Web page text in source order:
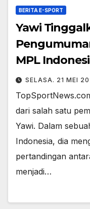
BERITA E-SPORT
Yawi
MPL
SELASA. 21 MEI
dari salah satu
Yawi. Dalam
Indonesia, dia
pertandingan
menjadi…